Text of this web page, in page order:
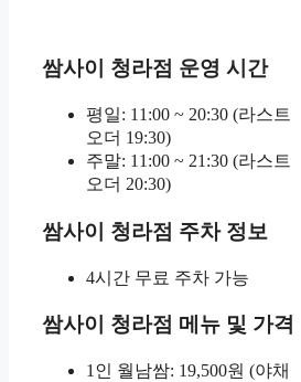
쌈사이 청라점 운영 시간
평일: 11:00 ~ 20:30 (라스트
오더 19:30)
주말: 11:00 ~ 21:30 (라스트
오더 20:30)
쌈사이 청라점 주차 정보
4시간 무료 주차 가능
쌈사이 청라점 메뉴 및 가격
1인 월남쌈: 19,500원 (야채